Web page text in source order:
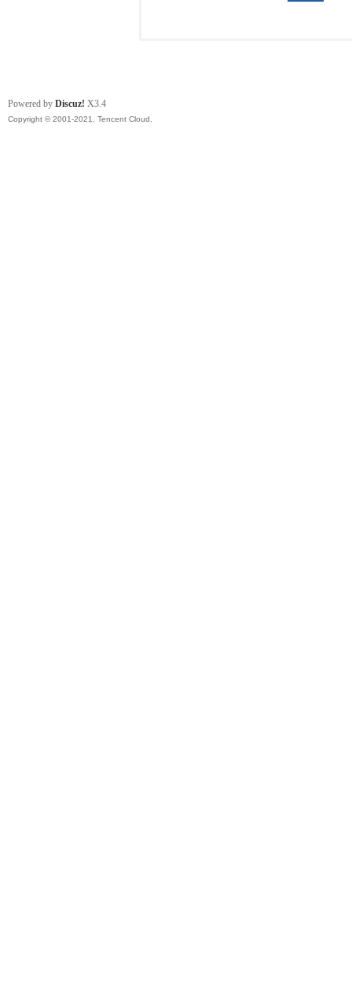
Powered by Discuz! X3.4
Copyright © 2001-2021, Tencent Cloud.